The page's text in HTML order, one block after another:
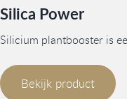
Silica Power
Silicium plantbooster is
Bekijk product